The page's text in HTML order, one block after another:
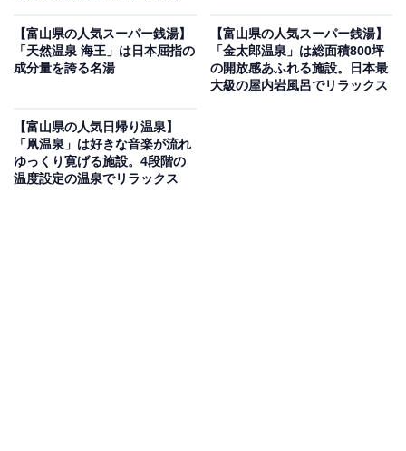
る施設
「天然温泉 風の森」は、お肌への刺激が少ない純度の高
す。四季折々の景色を望む「大露天風呂」や「高濃度炭
酸泉」、深さ120cmの「立ち湯」など6種類のお風呂を
完備。サウナでは毎時00分にオートロウリュが作動しま
【富山県の人気スーパー銭湯】
「天然温泉 海王」は日本屈指の
成分量を誇る名湯
【富山県の人気スーパー銭湯】
「金太郎温泉」は総面積800坪
の開放感あふれる施設。日本最
大級の屋内岩風呂でリラックス
【富山県の人気日帰り温泉】
「凧温泉」は好きな音楽が流れ
ゆっくり寛げる施設。4段階の
温度設定の温泉でリラックス